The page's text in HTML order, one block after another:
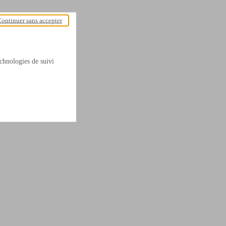
de suivi
sans accepter